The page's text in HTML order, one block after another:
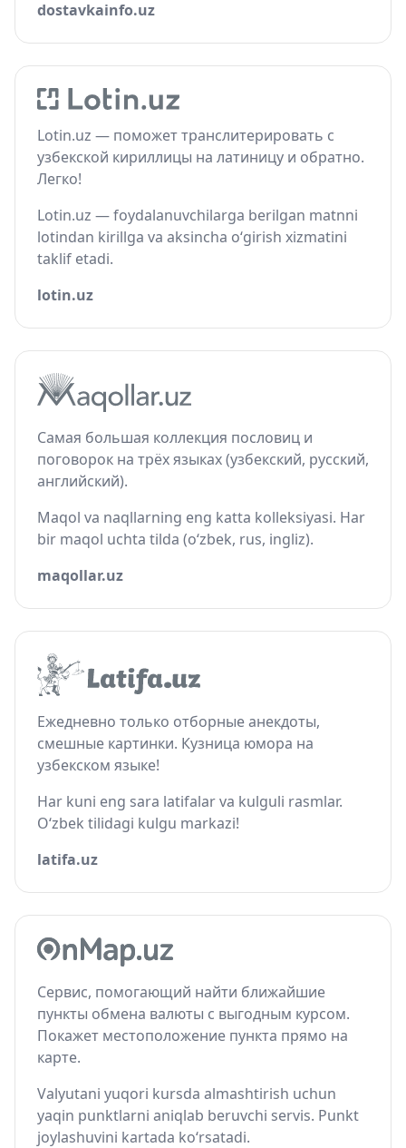
dostavkainfo.uz
Lotin.uz — поможет транслитерировать с
узбекской кириллицы на латиницу и обратно.
Легко!
Lotin.uz — foydalanuvchilarga berilgan matnni
lotindan kirillga va aksincha o‘girish xizmatini
taklif etadi.
lotin.uz
Самая большая коллекция пословиц и
поговорок на трёх языках (узбекский, русский,
английский).
Maqol va naqllarning eng katta kolleksiyasi. Har
bir maqol uchta tilda (o‘zbek, rus, ingliz).
maqollar.uz
Ежедневно только отборные анекдоты,
смешные картинки. Кузница юмора на
узбекском языке!
Har kuni eng sara latifalar va kulguli rasmlar.
O‘zbek tilidagi kulgu markazi!
latifa.uz
Сервис, помогающий найти ближайшие
пункты обмена валюты с выгодным курсом.
Покажет местоположение пункта прямо на
карте.
Valyutani yuqori kursda almashtirish uchun
yaqin punktlarni aniqlab beruvchi servis. Punkt
joylashuvini kartada ko‘rsatadi.